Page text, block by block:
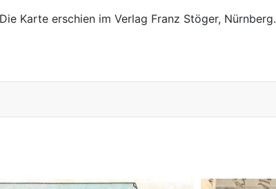
Karte erschien im Verlag Franz Stöger, Nürnberg.
um 1913